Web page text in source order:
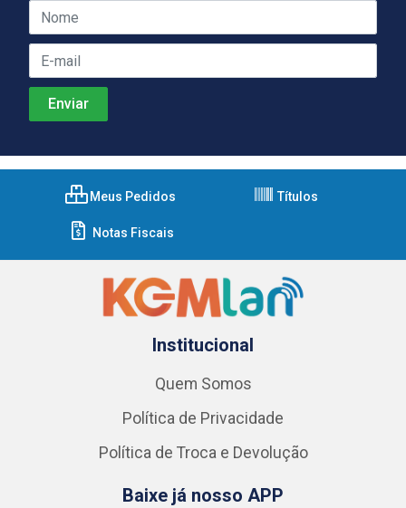
Meus Pedidos Títulos
Notas Fiscais
Institucional
Quem Somos
Política de Privacidade
Política de Troca e Devolução
Baixe já nosso APP